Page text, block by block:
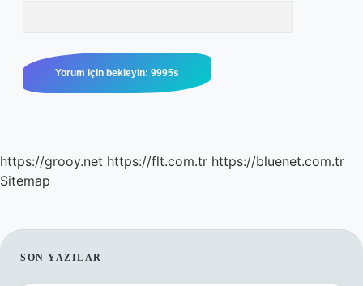
https://grooy.net https://flt.com.tr https://bluenet.com.tr
Sitemap
SIDEBAR
SON YAZILAR